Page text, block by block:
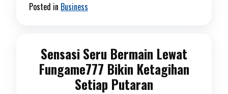
Posted in Business
Sensasi Seru Bermain Lewat
Fungame777 Bikin Ketagihan
Setiap Putaran